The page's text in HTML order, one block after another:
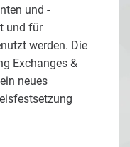
und -
und für
werden. Die
Exchanges &
neues